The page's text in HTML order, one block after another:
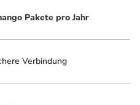
Pakete pro Jahr
Verbindung